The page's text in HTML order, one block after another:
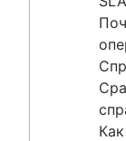
Переход
Каталог
Что